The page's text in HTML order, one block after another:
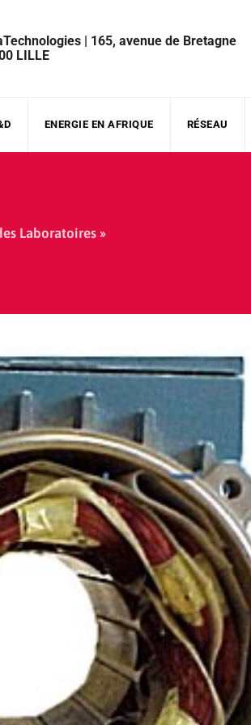
| 165, avenue de Bretagne
LILLE
ENERGIE EN AFRIQUE RÉSEAU
Laboratoires »